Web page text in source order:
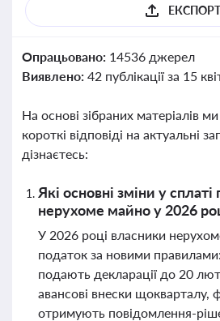
ЕКСПОРТ
Опрацьовано: 14536 джерел
Виявлено: 42 публікації за 15
На основі зібраних матеріалів
короткі відповіді на актуальні
дізнаєтесь:
Які основні зміни у
нерухоме майно у 2026
У 2026 році власники
податок за новими
подають декларації до 20
авансові внески щокварталу,
отримують повідомлення-